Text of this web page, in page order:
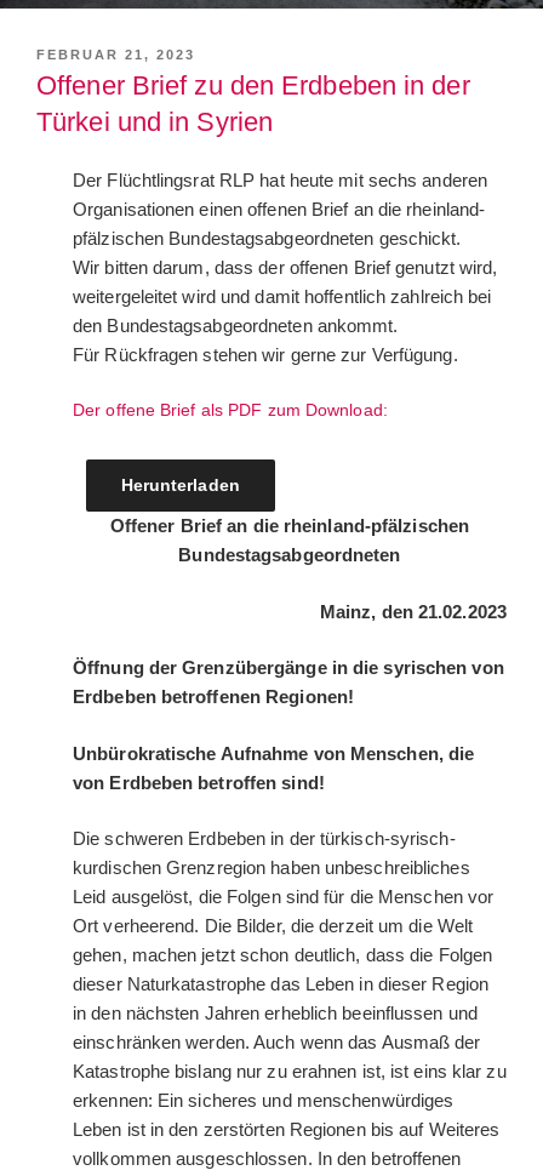
VERÖFFENTLICHT
AM
FEBRUAR 21, 2023
Offener Brief zu den Erdbeben in der
Türkei und in Syrien
Der Flüchtlingsrat RLP hat heute mit sechs anderen
Organisationen einen offenen Brief an die rheinland-
pfälzischen Bundestagsabgeordneten geschickt.
Wir bitten darum, dass der offenen Brief genutzt wird,
weitergeleitet wird und damit hoffentlich zahlreich bei
den Bundestagsabgeordneten ankommt.
Für Rückfragen stehen wir gerne zur Verfügung.
Der offene Brief als PDF zum Download:
Herunterladen
Offener Brief an die rheinland-pfälzischen
Bundestagsabgeordneten
Mainz, den 21.02.2023
Öffnung der Grenzübergänge in die syrischen von
Erdbeben betroffenen Regionen!
Unbürokratische Aufnahme von Menschen, die
von Erdbeben betroffen sind!
Die schweren Erdbeben in der türkisch-syrisch-
kurdischen Grenzregion haben unbeschreibliches
Leid ausgelöst, die Folgen sind für die Menschen vor
Ort verheerend. Die Bilder, die derzeit um die Welt
gehen, machen jetzt schon deutlich, dass die Folgen
dieser Naturkatastrophe das Leben in dieser Region
in den nächsten Jahren erheblich beeinflussen und
einschränken werden. Auch wenn das Ausmaß der
Katastrophe bislang nur zu erahnen ist, ist eins klar zu
erkennen: Ein sicheres und menschenwürdiges
Leben ist in den zerstörten Regionen bis auf Weiteres
vollkommen ausgeschlossen. In den betroffenen